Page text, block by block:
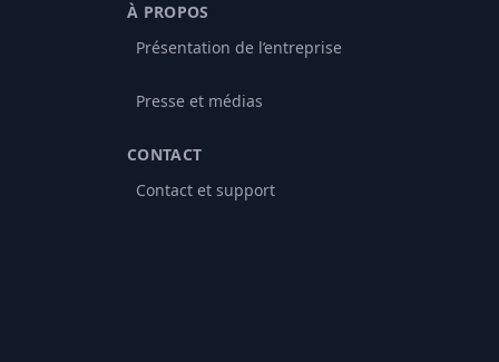
À PROPOS
Présentation de l’entreprise
Presse et médias
CONTACT
Contact et support